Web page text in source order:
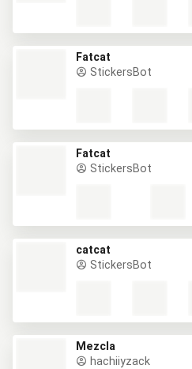
Fatcat
StickersBot
Fatcat
StickersBot
catcat
StickersBot
Mezcla
hachiiyzack